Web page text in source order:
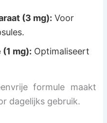
(3 mg): Voor
mg): Optimaliseert
formule maakt
dagelijks gebruik.